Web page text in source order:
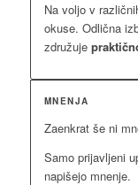
Na voljo v
okuse. Odlična
združuje
MNENJA
Zaenkrat še ni
Samo prijavljeni
napišejo mnenje.